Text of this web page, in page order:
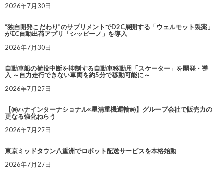
2026年7月30日
“独自開発こだわり”のサプリメントでD2C展開する「ウェルモット製薬」
がEC自動出荷アプリ「シッピーノ」を導入
2026年7月30日
自動車船の荷役中断を抑制する自動車移動用「スケーター」を開発・導
入 ～自力走行できない車両を約5分で移動可能に～
2026年7月27日
【㈱ハナインターナショナル×星清重機運輸㈱】グループ会社で販売力の
更なる強化ねらう
2026年7月27日
東京ミッドタウン八重洲でロボット配送サービスを本格始動
2026年7月27日